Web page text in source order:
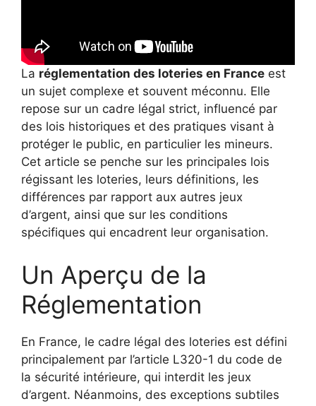
La réglementation des loteries en France est
un sujet complexe et souvent méconnu. Elle
repose sur un cadre légal strict, influencé par
des lois historiques et des pratiques visant à
protéger le public, en particulier les mineurs.
Cet article se penche sur les principales lois
régissant les loteries, leurs définitions, les
différences par rapport aux autres jeux
d’argent, ainsi que sur les conditions
spécifiques qui encadrent leur organisation.
Un Aperçu de la
Réglementation
En France, le cadre légal des loteries est défini
principalement par l’article L320-1 du code de
la sécurité intérieure, qui interdit les jeux
d’argent. Néanmoins, des exceptions subtiles